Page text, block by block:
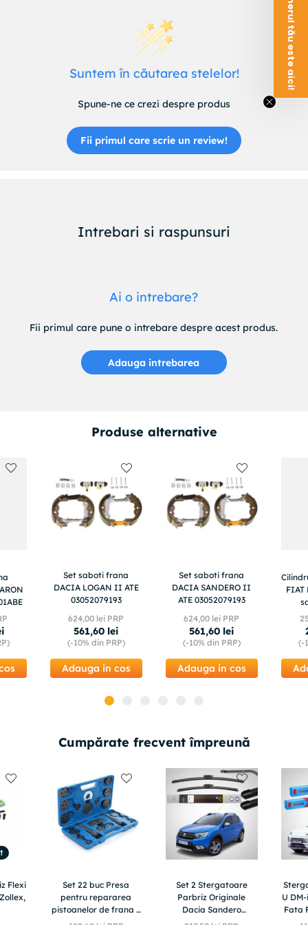
Suntem în căutarea stelelor!
Spune-ne ce crezi despre produs
Fii primul care scrie un review!
Intrebari si raspunsuri
Ai o intrebare?
Fii primul care pune o intrebare despre acest produs.
Adauga intrebarea
Produse alternative
Set saboti frana
DACIA LOGAN II ATE
03052079193
624,00 lei PRP
561,60 lei
(-10%din PRP)
Adauga in cos
Set saboti frana
DACIA SANDERO II
ATE 03052079193
624,00 lei PRP
561,60 lei
(-10%din PRP)
Adauga in cos
FIAT
(-
Cumpărate frecvent împreună
Flexi
Set 22 buc Presa
pentru repararea
pistoanelor de frana +
valiza, TA1089
Set 2 Stergatoare
Parbriz Originale
Dacia Sandero
Stepway II Facelift
U
Fata
Voucherul tău este aici!